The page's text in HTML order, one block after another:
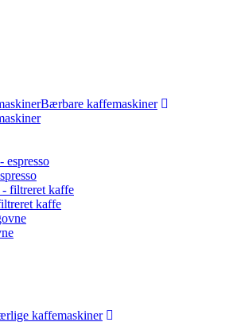
Bærbare kaffemaskiner
kaffe
kaffemaskiner